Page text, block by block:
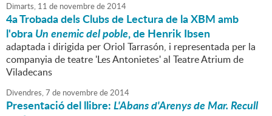
Dimarts, 11 de novembrede2014
4a Trobada dels Clubs de Lectura de la XBM amb
l'obraUn enemic del poble, de Henrik Ibsen
adaptada i dirigida per Oriol Tarrasón, i representada per la
companyia de teatre 'Les Antonietes' al Teatre Atrium de
Viladecans
Divendres,7 de novembrede2014
Presentació del llibre:L'Abans d'Arenys de Mar. Recull